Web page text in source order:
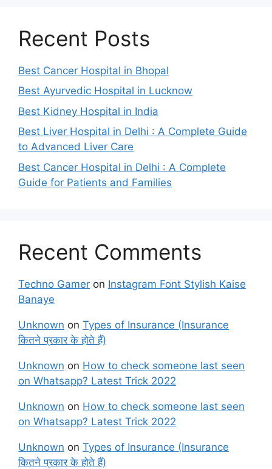
Recent Posts
Best Cancer Hospital in Bhopal
Best Ayurvedic Hospital in Lucknow
Best Kidney Hospital in India
Best Liver Hospital in Delhi : A Complete Guide
to Advanced Liver Care
Best Cancer Hospital in Delhi : A Complete
Guide for Patients and Families
Recent Comments
Techno Gamer on Instagram Font Stylish Kaise
Banaye
Unknown on Types of Insurance (Insurance
कितने प्रकार के होते हैं)
Unknown on How to check someone last seen
on Whatsapp? Latest Trick 2022
Unknown on How to check someone last seen
on Whatsapp? Latest Trick 2022
Unknown on Types of Insurance (Insurance
कितने प्रकार के होते हैं)